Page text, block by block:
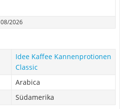
08/2026
Idee Kaffee Kannenprotionen
Classic
Arabica
Südamerika